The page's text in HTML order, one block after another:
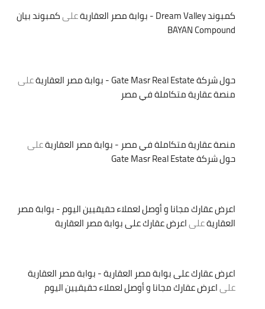
كمبوند Dream Valley - بوابة مصر العقارية علىكمبوند بيان
BAYAN Compound
حول شركة Gate Masr Real Estate - بوابة مصر العقارية
على
منصة عقارية متكاملة في مصر
منصة عقارية متكاملة في مصر - بوابة مصر العقاريةعلى
حول شركة Gate Masr Real Estate
اعرض عقارك مجانا و أوصل لعملاء حقيقيين اليوم - بوابة مصر
العقاريةعلىاعرض عقارك على بوابة مصر العقارية
اعرض عقارك على بوابة مصر العقارية - بوابة مصر العقارية
علىاعرض عقارك مجانا و أوصل لعملاء حقيقيين اليوم